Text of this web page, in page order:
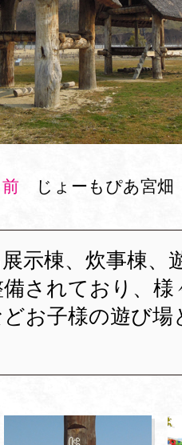
前 じょーもぴあ宮畑
示棟、炊事棟、
されており、様
お子様の遊び場